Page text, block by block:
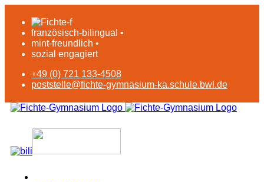
französisch-bilingual •
mint-freundlich •
sozial engagiert
+49 (0) 721 133-4508
poststelle@fichte-gymnasium-ka.schule.bwl.de